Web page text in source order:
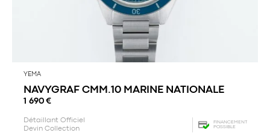
YEMA
NAVYGRAF CMM.10 MARINE NATIONALE
1 690 €
Détaillant Officiel
Devin Collection
FINANCEMENT
POSSIBLE